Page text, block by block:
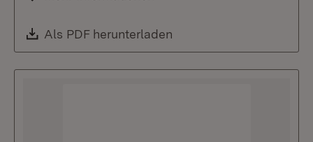
Download:
Als PDF herunterladen